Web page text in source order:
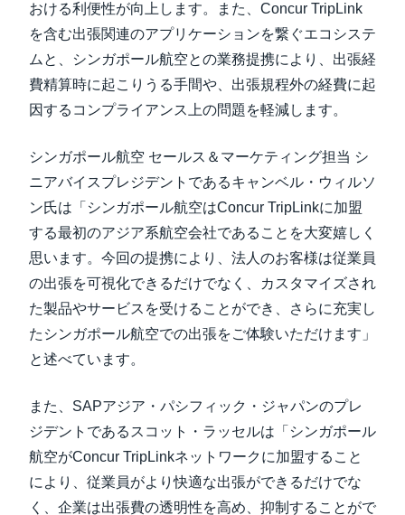
おける利便性が向上します。また、Concur TripLink
を含む出張関連のアプリケーションを繋ぐエコシステ
ムと、シンガポール航空との業務提携により、出張経
費精算時に起こりうる手間や、出張規程外の経費に起
因するコンプライアンス上の問題を軽減します。
シンガポール航空 セールス＆マーケティング担当 シ
ニアバイスプレジデントであるキャンベル・ウィルソ
ン氏は「シンガポール航空はConcur TripLinkに加盟
する最初のアジア系航空会社であることを大変嬉しく
思います。今回の提携により、法人のお客様は従業員
の出張を可視化できるだけでなく、カスタマイズされ
た製品やサービスを受けることができ、さらに充実し
たシンガポール航空での出張をご体験いただけます」
と述べています。
また、SAPアジア・パシフィック・ジャパンのプレ
ジデントであるスコット・ラッセルは「シンガポール
航空がConcur TripLinkネットワークに加盟すること
により、従業員がより快適な出張ができるだけでな
く、企業は出張費の透明性を高め、抑制することがで